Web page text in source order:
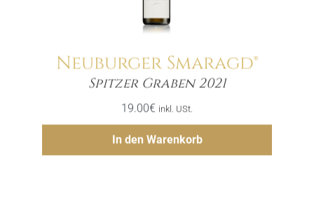
Neuburger Smaragd®
Spitzer Graben 2021
19.00€ inkl. USt.
In den Warenkorb
Menge
Hinzufügen